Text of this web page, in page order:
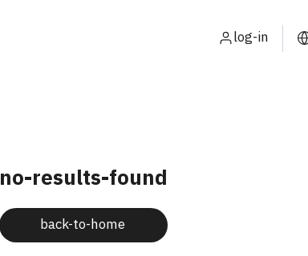
log-in
no-results-found
back-to-home